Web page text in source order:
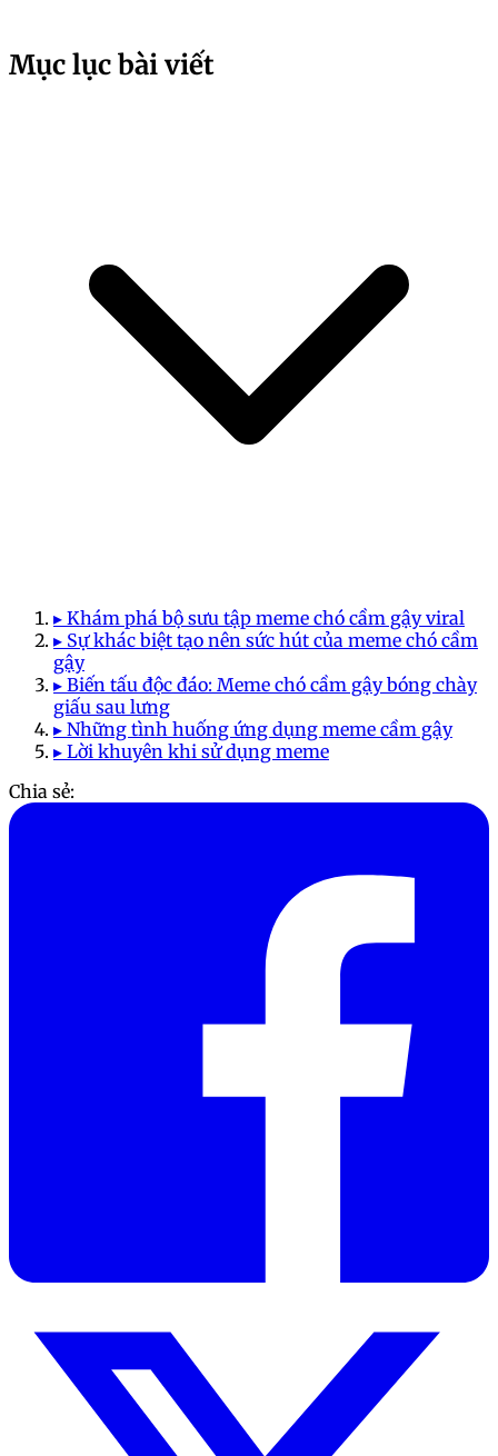
Mục lục bài viết
▸ Khám phá bộ sưu tập meme chó cầm gậy viral
▸ Sự khác biệt tạo nên sức hút của meme chó cầm
gậy
▸ Biến tấu độc đáo: Meme chó cầm gậy bóng chày
giấu sau lưng
▸ Những tình huống ứng dụng meme cầm gậy
▸ Lời khuyên khi sử dụng meme
Chia sẻ: